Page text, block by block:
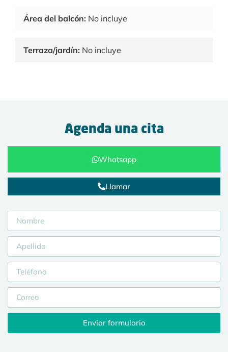
Área del balcón: No incluye
Terraza/jardín: No incluye
Agenda una cita
Whatsapp
Llamar
Enviar formulario